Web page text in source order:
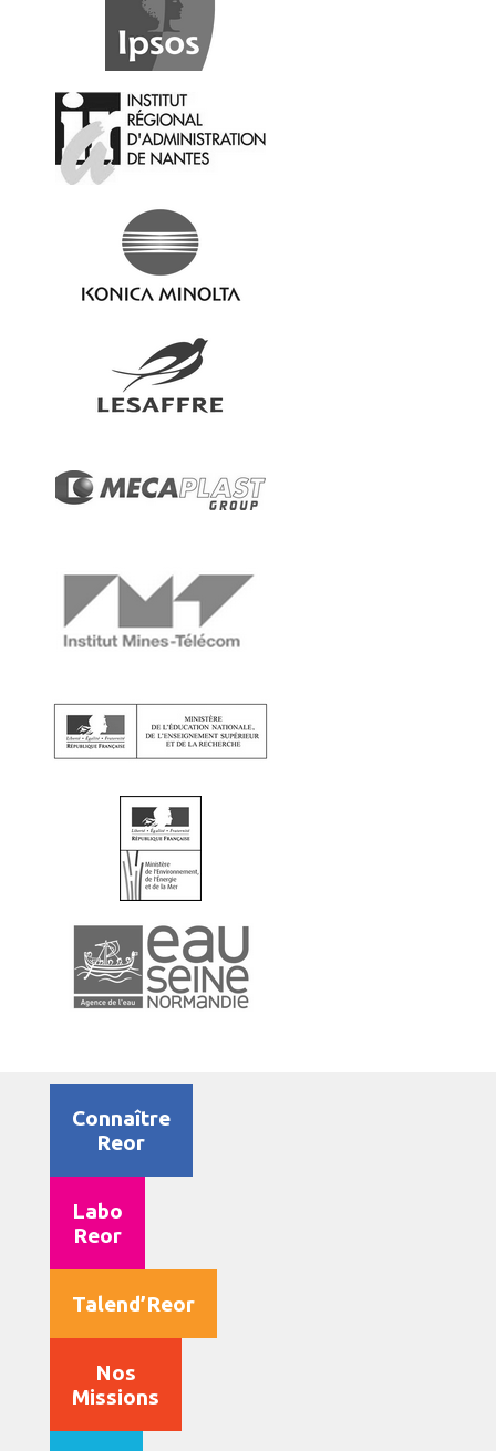
Connaître
Reor
Labo
Reor
Talend’Reor
Nos
Missions